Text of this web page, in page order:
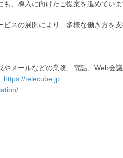
、導入に向けたご提案を進めていま
スの展開により、多様な働き方を
メールなどの業務、電話、Web会
https://telecube.jp